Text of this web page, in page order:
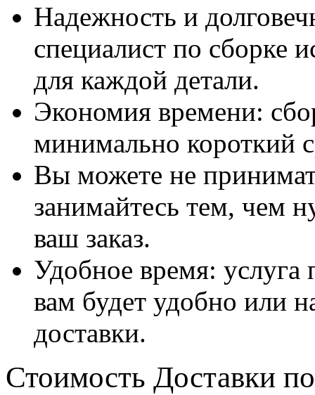
Надежность и
специалист по сборке
для каждой детали.
Экономия времени:
минимально короткий
Вы можете не
занимайтесь тем, чем
ваш заказ.
Удобное время: услуга
вам будет удобно или
доставки.
Стоимость Доставки